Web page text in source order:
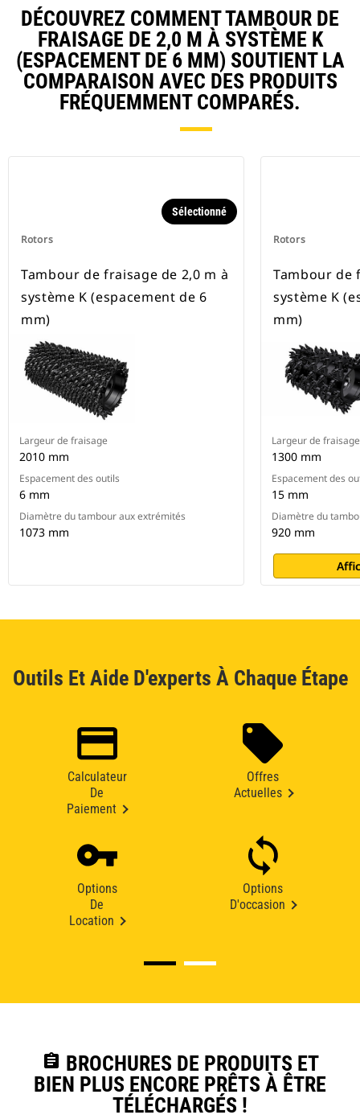
DÉCOUVREZ COMMENT TAMBOUR DE
FRAISAGE DE 2,0 M À SYSTÈME K
(ESPACEMENT DE 6 MM) SOUTIENT LA
COMPARAISON AVEC DES PRODUITS
FRÉQUEMMENT COMPARÉS.
Rotors
Sélectionné
Tambour de fraisage de 2,0 m à
système K (espacement de 6
mm)
Largeur de fraisage
2010 mm
Espacement des outils
6 mm
Diamètre du tambour aux extrémités
1073 mm
Rotors
Tambour de
système K
mm)
Largeur de fraisage
1300 mm
Espacement des
15 mm
Diamètre du
920 mm
Outils Et Aide D'experts À Chaque Étape
Calculateur
De
Paiement
Offres
Actuelles
Options
De
Location
Options
D'occasion
assignment BROCHURES DE PRODUITS ET
BIEN PLUS ENCORE PRÊTS À ÊTRE
TÉLÉCHARGÉS !